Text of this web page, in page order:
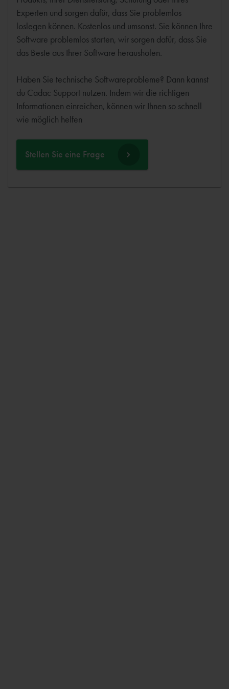
Experten und sorgen dafür, dass Sie problemlos
loslegen können. Kostenlos und umsonst. Sie können Ihre
Software problemlos starten, wir sorgen dafür, dass Sie
das Beste aus Ihrer Software herausholen.
Haben Sie technische Softwareprobleme? Dann kannst
du Cadac Support nutzen. Indem wir die richtigen
Informationen einreichen, können wir Ihnen so schnell
wie möglich helfen
Stellen Sie eine Frage